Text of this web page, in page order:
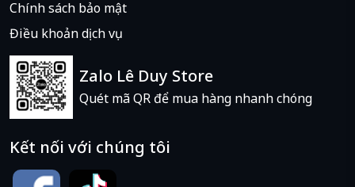
Chính sách bảo mật
Điều khoản dịch vụ
Zalo Lê Duy Store
Quét mã QR để mua hàng nhanh chóng
Kết nối với chúng tôi